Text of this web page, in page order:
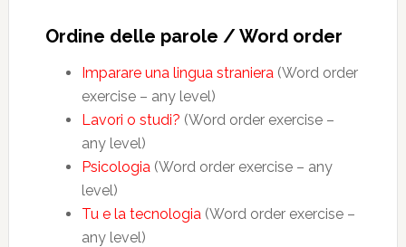
Ordine delle parole / Word order
Imparare una lingua straniera(Word order
exercise – any level)
Lavori o studi? (Word order exercise –
any level)
Psicologia(Word order exercise – any
level)
Tu e la tecnologia(Word order exercise –
any level)